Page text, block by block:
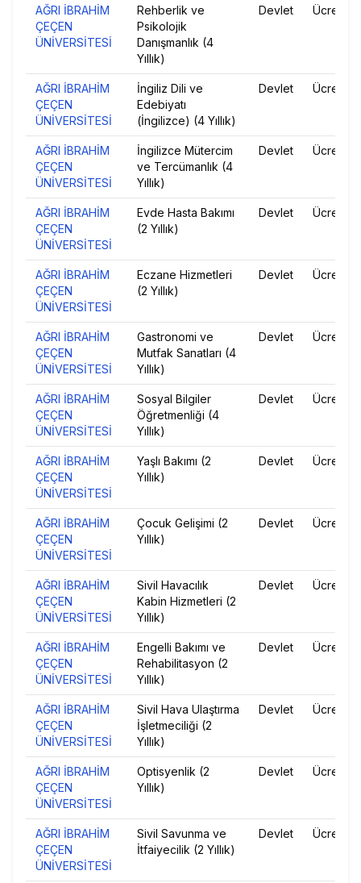
AĞRI İBRAHİM
ÇEÇEN
ÜNİVERSİTESİ
Rehberlik ve
Psikolojik
Danışmanlık (4
Yıllık)
Devlet Ücretsiz
AĞRI İBRAHİM
ÇEÇEN
ÜNİVERSİTESİ
İngiliz Dili ve
Edebiyatı
(İngilizce) (4 Yıllık)
Devlet Ücretsiz
AĞRI İBRAHİM
ÇEÇEN
ÜNİVERSİTESİ
İngilizce Mütercim
ve Tercümanlık (4
Yıllık)
Devlet Ücretsiz
AĞRI İBRAHİM
ÇEÇEN
ÜNİVERSİTESİ
Evde Hasta Bakımı
(2 Yıllık)
Devlet Ücretsiz
AĞRI İBRAHİM
ÇEÇEN
ÜNİVERSİTESİ
Eczane Hizmetleri
(2 Yıllık)
Devlet Ücretsiz
AĞRI İBRAHİM
ÇEÇEN
ÜNİVERSİTESİ
Gastronomi ve
Mutfak Sanatları (4
Yıllık)
Devlet Ücretsiz
AĞRI İBRAHİM
ÇEÇEN
ÜNİVERSİTESİ
Sosyal Bilgiler
Öğretmenliği (4
Yıllık)
Devlet Ücretsiz
AĞRI İBRAHİM
ÇEÇEN
ÜNİVERSİTESİ
Yaşlı Bakımı (2
Yıllık)
Devlet Ücretsiz
AĞRI İBRAHİM
ÇEÇEN
ÜNİVERSİTESİ
Çocuk Gelişimi (2
Yıllık)
Devlet Ücretsiz
AĞRI İBRAHİM
ÇEÇEN
ÜNİVERSİTESİ
Sivil Havacılık
Kabin Hizmetleri (2
Yıllık)
Devlet Ücretsiz
AĞRI İBRAHİM
ÇEÇEN
ÜNİVERSİTESİ
Engelli Bakımı ve
Rehabilitasyon (2
Yıllık)
Devlet Ücretsiz
AĞRI İBRAHİM
ÇEÇEN
ÜNİVERSİTESİ
Sivil Hava Ulaştırma
İşletmeciliği (2
Yıllık)
Devlet Ücretsiz
AĞRI İBRAHİM
ÇEÇEN
ÜNİVERSİTESİ
Optisyenlik (2
Yıllık)
Devlet Ücretsiz
AĞRI İBRAHİM
ÇEÇEN
ÜNİVERSİTESİ
Sivil Savunma ve
İtfaiyecilik (2 Yıllık)
Devlet Ücretsiz